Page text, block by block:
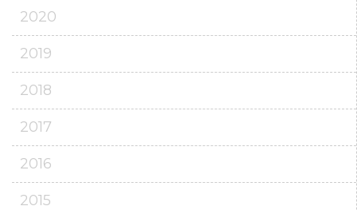
2020
2019
2018
2017
2016
2015